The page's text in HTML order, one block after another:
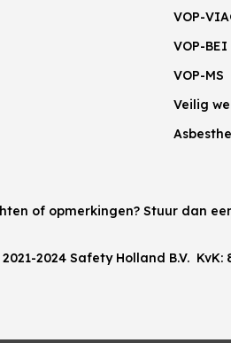
VOP-
VOP-BEI
VOP-MS
Veilig
of opmerkingen? Stuur dan
2024 Safety Holland B.V. KvK: